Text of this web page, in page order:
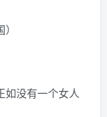
如没有一个女人